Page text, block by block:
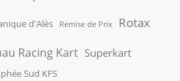
d'Alès Remise de Prix Rotax
Racing Kart Superkart
Sud KFS